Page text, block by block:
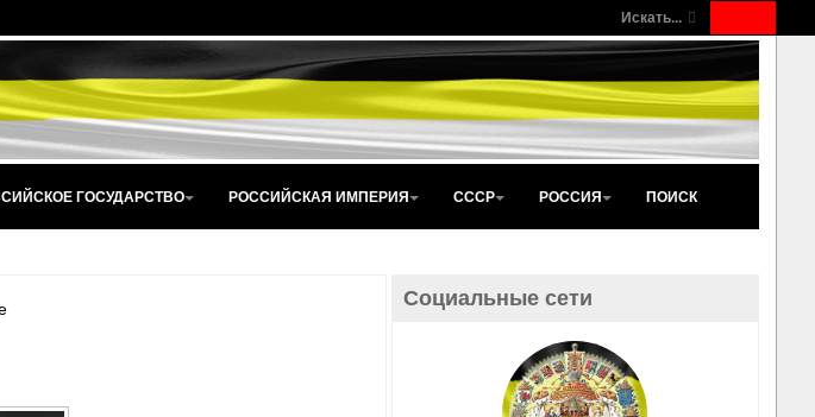
Искать...
ГОСУДАРСТВО РОССИЙСКАЯ ИМПЕРИЯ СССР РОССИЯ ПОИСК
Социальные сети